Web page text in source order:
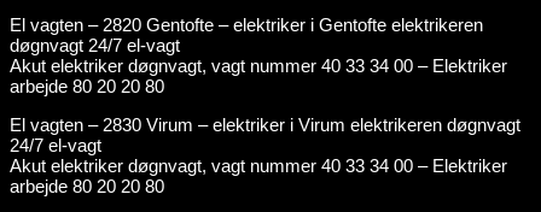
El vagten – 2820 Gentofte – elektriker i Gentofte elektrikeren
døgnvagt 24/7 el-vagt
Akut elektriker døgnvagt, vagt nummer 40 33 34 00 – Elektriker
arbejde 80 20 20 80
El vagten – 2830 Virum – elektriker i Virum elektrikeren døgnvagt
24/7 el-vagt
Akut elektriker døgnvagt, vagt nummer 40 33 34 00 – Elektriker
arbejde 80 20 20 80